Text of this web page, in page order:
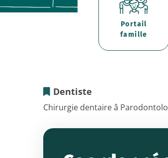
Portail
famille
Dentiste
Docteur
ALLOUCHE
Chirurgie dentaire â